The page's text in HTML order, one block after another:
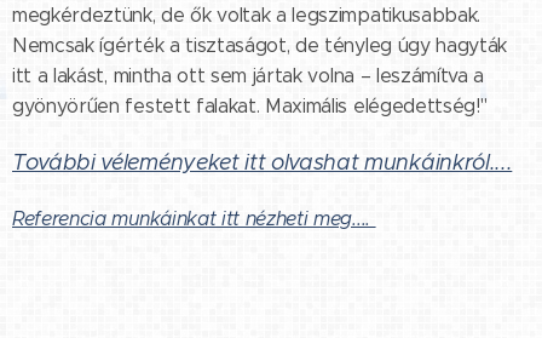
megkérdeztünk, de ők voltak a legszimpatikusabbak.
Nemcsak ígérték a tisztaságot, de tényleg úgy hagyták
itt a lakást, mintha ott sem jártak volna – leszámítva a
gyönyörűen festett falakat. Maximális elégedettség!"
További véleményeket itt olvashat munkáinkról....
Referencia munkáinkat itt nézheti meg....